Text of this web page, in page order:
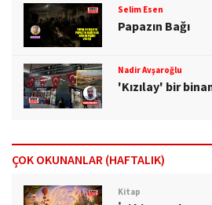
Selim Esen
Papazın Bağı
Nadir Avşaroğlu
'Kızılay' bir
ÇOK OKUNANLAR (HAFTALIK)
Kitap